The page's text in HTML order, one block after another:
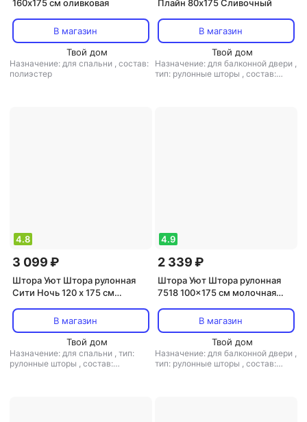
160х175 см оливковая
В магазин
Твой дом
Назначение: для спальни , состав:
полиэстер
Плайн 80х175 Сливочный
В магазин
Твой дом
Назначение: для балконной двери ,
тип: рулонные шторы , состав:
4.8
3 099 ₽
Штора Уют Штора рулонная
Сити Ночь 120 х 175 см
В магазин
Твой дом
Назначение: для спальни , тип:
рулонные шторы , состав:
4.9
2 339 ₽
Штора Уют Штора рулонная
7518 100x175 см молочная
В магазин
Твой дом
Назначение: для балконной двери ,
тип: рулонные шторы , состав: